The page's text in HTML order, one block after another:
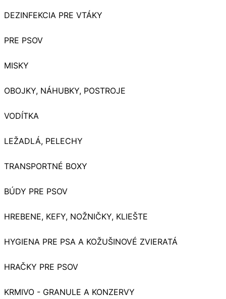
DEZINFEKCIA PRE VTÁKY
PRE PSOV
MISKY
OBOJKY, NÁHUBKY, POSTROJE
VODÍTKA
LEŽADLÁ, PELECHY
TRANSPORTNÉ BOXY
BÚDY PRE PSOV
HREBENE, KEFY, NOŽNIČKY, KLIEŠTE
HYGIENA PRE PSA A KOŽUŠINOVÉ ZVIERATÁ
HRAČKY PRE PSOV
KRMIVO - GRANULE A KONZERVY